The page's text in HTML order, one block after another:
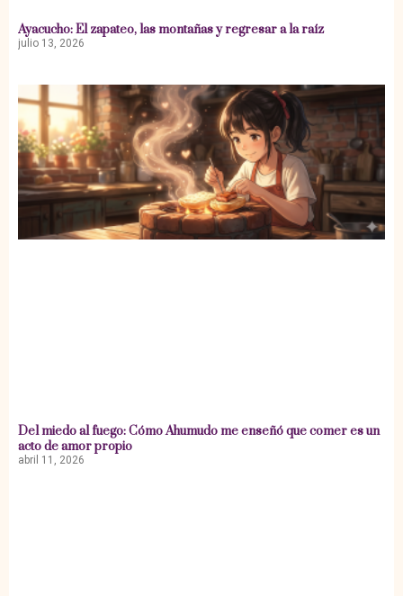
Ayacucho: El zapateo, las montañas y regresar a la raíz
julio 13, 2026
Del miedo al fuego: Cómo Ahumudo me enseñó que comer es un
acto de amor propio
abril 11, 2026